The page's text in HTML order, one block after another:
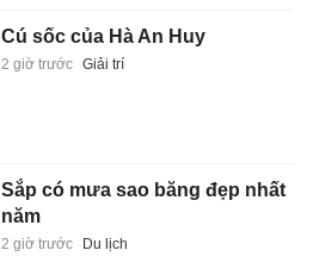
Cú sốc của Hà An Huy
2 giờ trước Giải trí
Sắp có mưa sao băng đẹp nhất
năm
2 giờ trước Du lịch